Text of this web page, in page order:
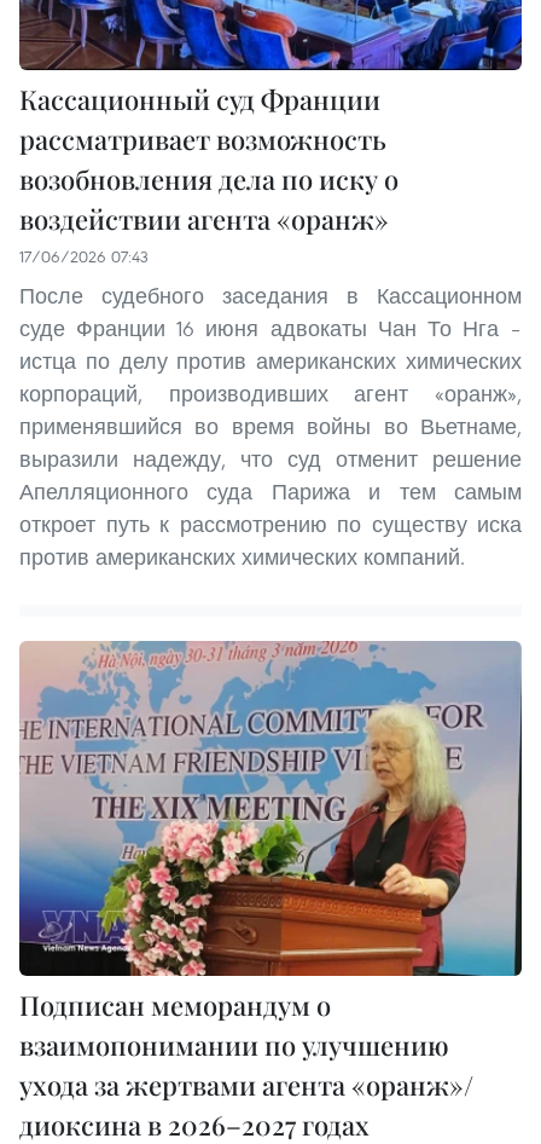
Кассационный суд Франции
рассматривает возможность
возобновления дела по иску о
воздействии агента «оранж»
17/06/2026 07:43
После судебного заседания в Кассационном
суде Франции 16 июня адвокаты Чан То Нга –
истца по делу против американских химических
корпораций, производивших агент «оранж»,
применявшийся во время войны во Вьетнаме,
выразили надежду, что суд отменит решение
Апелляционного суда Парижа и тем самым
откроет путь к рассмотрению по существу иска
против американских химических компаний.
Подписан меморандум о
взаимопонимании по улучшению
ухода за жертвами агента «оранж»/
диоксина в 2026–2027 годах